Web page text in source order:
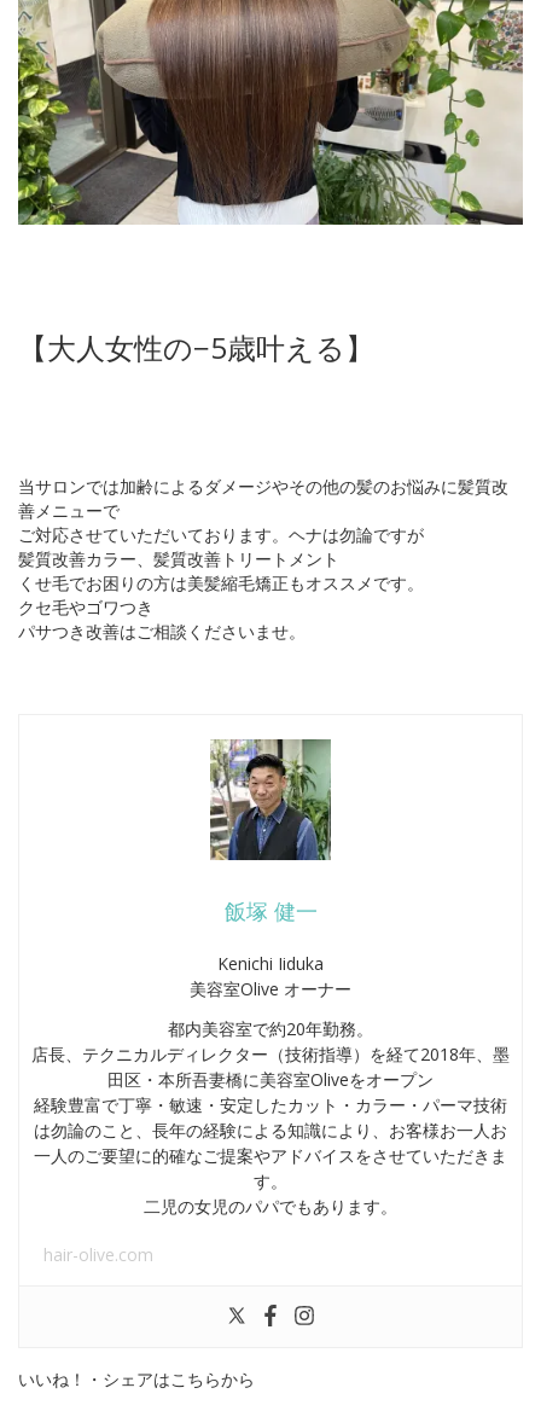
【大人女性の−5歳叶える】
当サロンでは加齢によるダメージやその他の髪のお悩みに髪質改
善メニューで
ご対応させていただいております。ヘナは勿論ですが
髪質改善カラー、髪質改善トリートメント
くせ毛でお困りの方は美髪縮毛矯正もオススメです。
クセ毛やゴワつき
パサつき改善はご相談くださいませ。
飯塚 健一
Kenichi Iiduka
美容室Olive オーナー
都内美容室で約20年勤務。
店長、テクニカルディレクター（技術指導）を経て2018年、墨
田区・本所吾妻橋に美容室Oliveをオープン
経験豊富で丁寧・敏速・安定したカット・カラー・パーマ技術
は勿論のこと、長年の経験による知識により、お客様お一人お
一人のご要望に的確なご提案やアドバイスをさせていただきま
す。
二児の女児のパパでもあります。
hair-olive.com
いいね！・シェアはこちらから